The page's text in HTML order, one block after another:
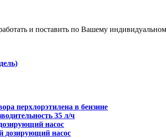
и поставить по Вашему
перхлорэтилена в бензине
35 л/ч
насос
дозирующий насос